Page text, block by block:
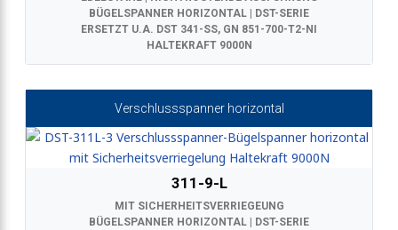
BÜGELSPANNER HORIZONTAL | DST-SERIE
ERSETZT U.A. DST 341-SS, GN 851-700-T2-NI
HALTEKRAFT 9000N
Verschlussspanner horizontal
311-9-L
MIT SICHERHEITSVERRIEGEUNG
BÜGELSPANNER HORIZONTAL | DST-SERIE